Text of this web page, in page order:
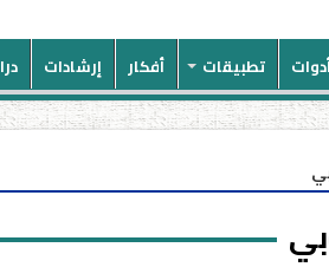
تطبيقات أفكار إرشادات